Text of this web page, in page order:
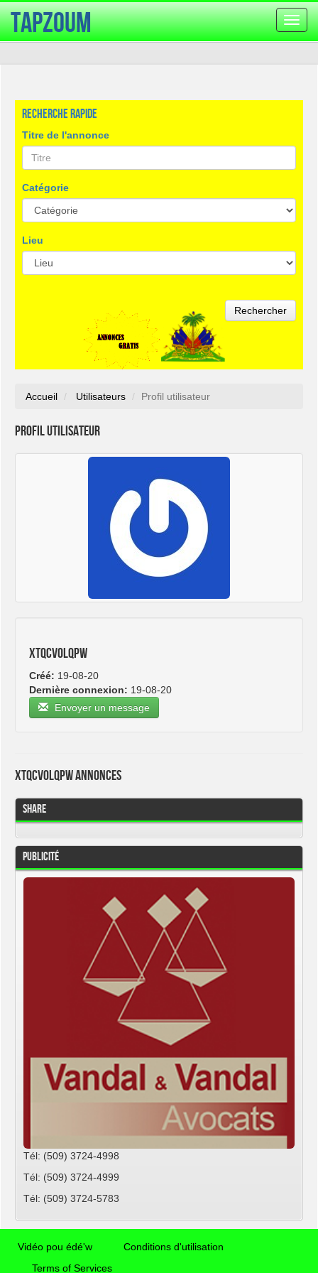
la
TapZoum
Recherche rapide
Titre de l'annonce
Catégorie
Lieu
Rechercher
Accueil Utilisateurs Profil utilisateur
Profil utilisateur
xtqcvolqpw
Créé: 19-08-20
Dernière connexion: 19-08-20
Envoyer un message
xtqcvolqpw Annonces
Share
Publicité
Tél: (509) 3724-4998
Tél: (509) 3724-4999
Tél: (509) 3724-5783
Vidéo pou édé'w
Conditions d'utilisation
Terms of Services